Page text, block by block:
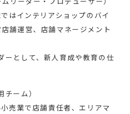
はインテリアショップのバイ
舗運営、店舗マネージメント
ーとして、新人育成や教育の仕
チーム）
売業で店舗責任者、エリアマ